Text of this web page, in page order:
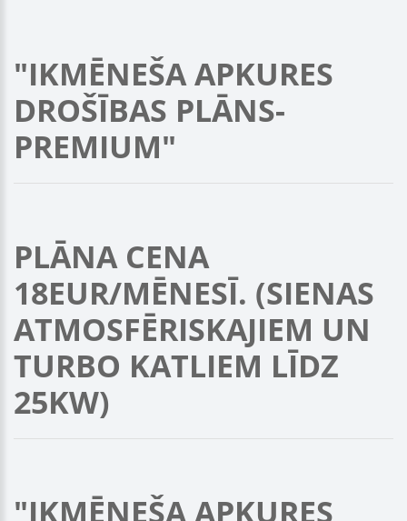
"IKMĒNEŠA APKURES
DROŠĪBAS PLĀNS-
PREMIUM"
PLĀNA CENA
18EUR/MĒNESĪ. (SIENAS
ATMOSFĒRISKAJIEM UN
TURBO KATLIEM LĪDZ
25KW)
"IKMĒNEŠA APKURES